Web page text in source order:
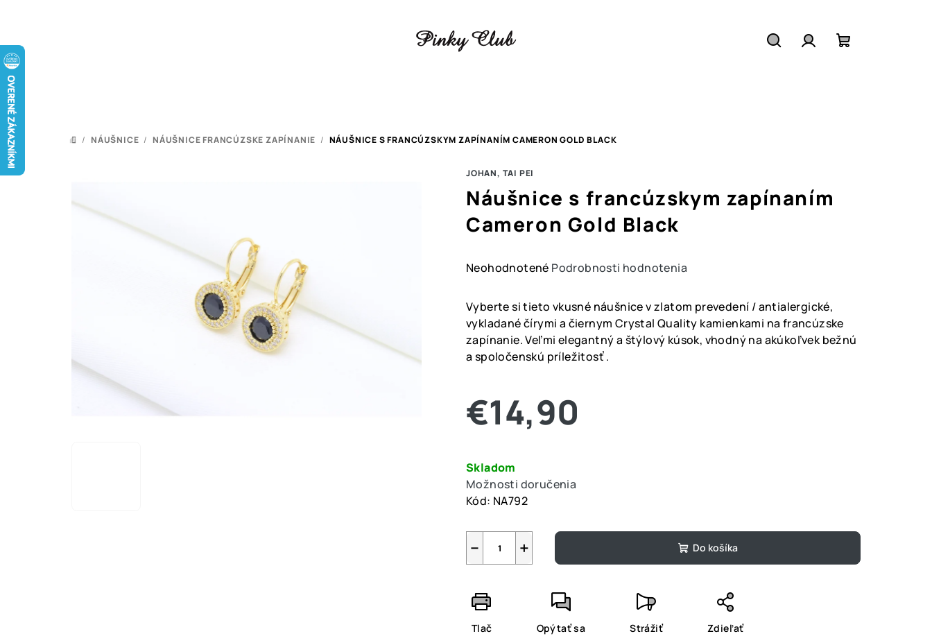
DOMOV
/ NÁUŠNICE / NÁUŠNICE FRANCÚZSKE ZAPÍNANIE / NÁUŠNICE S FRANCÚZSKYM ZAPÍNANÍM CAMERON GOLD BLACK
JOHAN, TAI PEI
Náušnice s francúzskym zapínaním
Cameron Gold Black
Priemerné
produktu
je
0,0
Neohodnotené Podrobnosti hodnotenia
Vyberte si tieto vkusné náušnice v zlatom prevedení / antialergické,
vykladané čírymi a čiernym Crystal Quality kamienkami na francúzske
zapínanie. Veľmi elegantný a štýlový kúsok, vhodný na akúkoľvek bežnú
a spoločenskú príležitosť .
€14,90
cena:
Skladom
Možnosti doručenia
Kód: NA792
+
− Do košíka
Tlač Opýtať sa Strážiť Zdieľať